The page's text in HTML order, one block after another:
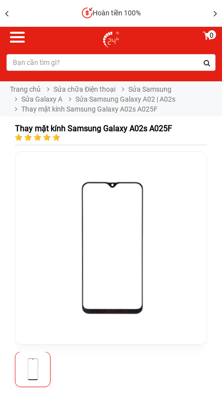
Hoàn tiền 100%
0
Trang chủ Sửa chữa Điện thoại
Sửa Samsung
Sửa Galaxy A
Sửa Samsung Galaxy A02 | A02s
Thay mặt kính Samsung Galaxy A02s A025F
Thay mặt kính Samsung Galaxy A02s A025F